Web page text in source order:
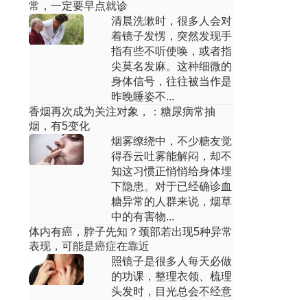
如何引导不自信的孩子？
回答：孩子不自信通常是因为孩子长时间
情绪压力过于大，精力紧张等导致的。孩
子不自信通常是...
自卑的人如何提高自信心？
回答：依据您的描述考虑多是因为过分的
不自信导致的，因此说首先要建立起自
信。缺少自信时，...
自卑的人如何提高自信心？
回答：依据您的描述考虑多是因为过分的
不自信导致的，因此说首先要建立起自
信。缺少自信时，...
男孩内向不自信怎么办？
回答：15岁的男孩子，性格特内向，不爱
常，一定要早点就诊
清晨洗漱时，很多人会对
着镜子发愣，突然发现手
指有些不听使唤，或者指
尖莫名发麻。这种细微的
身体信号，往往被当作是
昨晚睡姿不...
香烟再次成为关注对象，：糖尿病常抽
烟，有5变化
烟雾缭绕中，不少糖友觉
得吞云吐雾能解闷，却不
知这习惯正悄悄给身体埋
下隐患。对于已经确诊血
糖异常的人群来说，烟草
中的有害物...
体内有癌，脖子先知？颈部若出现5种异常
表现，可能是癌症在靠近
照镜子是很多人每天必做
的功课，整理衣领、梳理
头发时，目光总会不经意